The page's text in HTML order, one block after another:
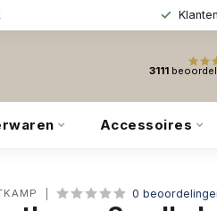
3111
Accessoires
0